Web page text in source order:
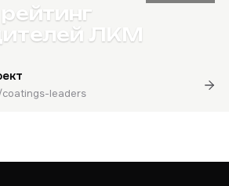
ЛКМ
leaders